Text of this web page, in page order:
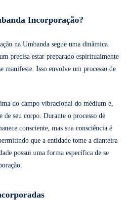
Incorporação?
na Umbanda segue uma dinâmica
precisa estar preparado espiritualmente
manifeste. Isso envolve um processo de
do campo vibracional do médium e,
seu corpo. Durante o processo de
consciente, mas sua consciência é
que a entidade tome a dianteira
possui uma forma específica de se